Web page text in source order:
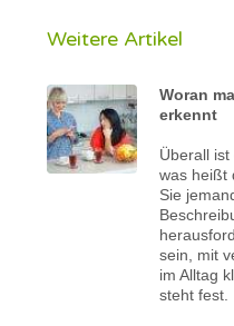
Weitere Artikel
Woran
erkennt
Überall ist
was heißt
Sie
sein, mit
im Alltag
steht fest.